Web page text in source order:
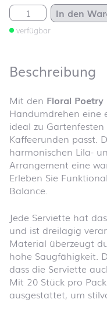
Floral Poetry Menge
verfügbar
In den
Beschreibung
Mit den Floral Poetry
Handumdrehen eine
ideal zu
Kaffeerunden passt.
harmonischen Lila-
Arrangement eine
Erleben Sie
Balance.
Jede Serviette hat
und ist dreilagig
Material überzeugt
hohe Saugfähigkeit.
dass die Serviette
Mit 20 Stück pro
ausgestattet, um